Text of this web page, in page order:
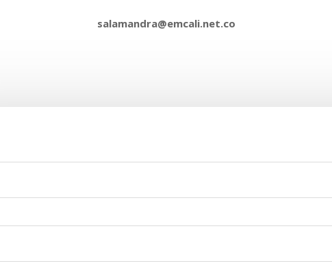
salamandra@emcali.net.co